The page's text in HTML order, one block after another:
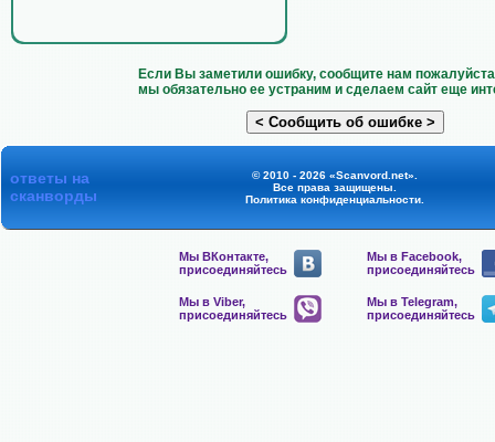
Если Вы заметили ошибку, сообщите нам
мы обязательно ее устраним и сделаем сайт еще
ответы на
сканворды
© 2010 - 2026 «Scanvord.net».
Все права защищены.
Политика конфиденциальности.
Мы ВКонтакте,
присоединяйтесь
Мы в Facebook,
присоединяйтесь
Мы в Viber,
присоединяйтесь
Мы в Telegram,
присоединяйтесь